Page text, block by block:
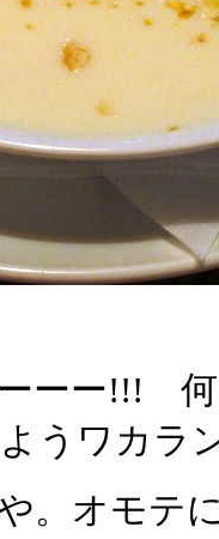
ーー!!! 何
うワカラ
。オモテ